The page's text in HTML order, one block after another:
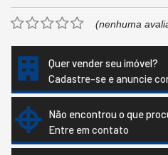
(nenhuma
Quer vender seu imóvel?
Cadastre-se e anuncie
Não encontrou o que
Entre em contato